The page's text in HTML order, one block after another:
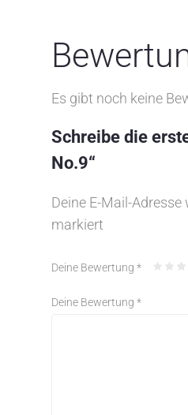
Es gibt noch keine
Schreibe die
No.9“
Deine E-Mail-
markiert
Deine Bewertung *
Deine Bewertung *